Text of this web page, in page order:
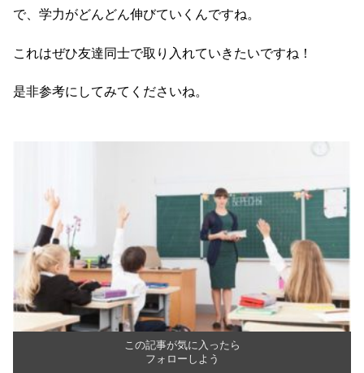
で、学力がどんどん伸びていくんですね。
これはぜひ友達同士で取り入れていきたいですね！
是非参考にしてみてくださいね。
この記事が気に入ったら
フォローしよう